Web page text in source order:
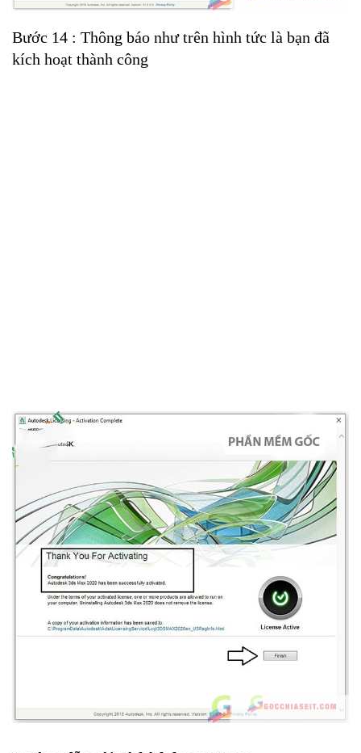
Bước 14 : Thông báo như trên hình tức là bạn đã
kích hoạt thành công